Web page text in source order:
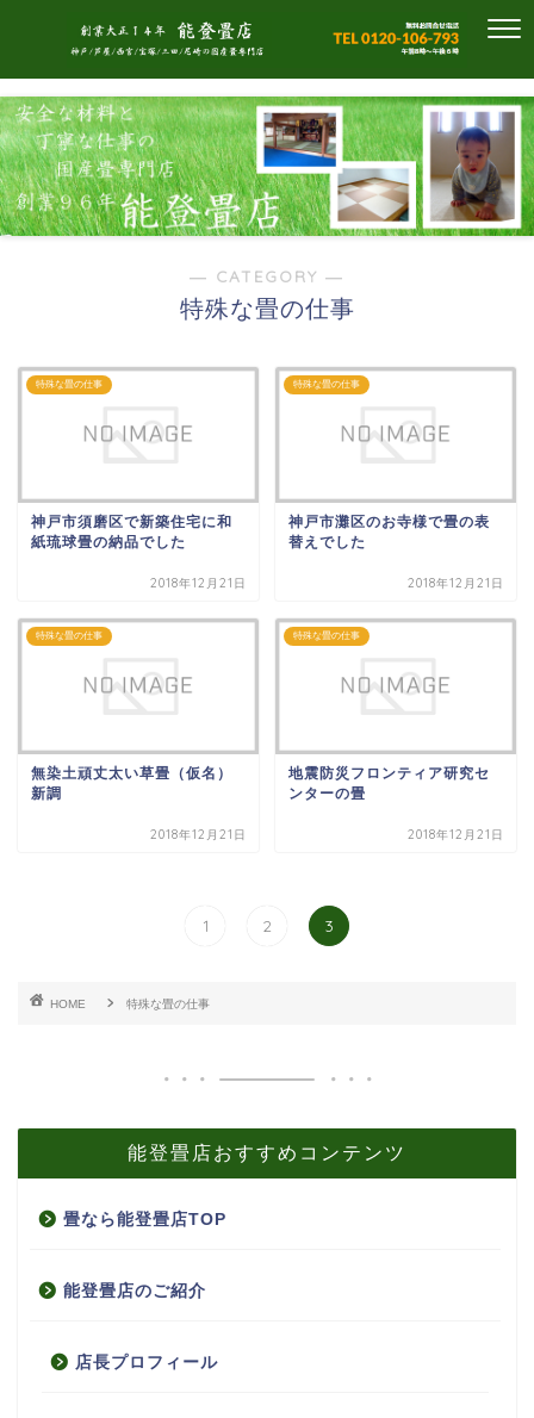
― CATEGORY ―
特殊な畳の仕事
特殊な畳の仕事
神戸市須磨区で新築住宅に和
紙琉球畳の納品でした
2018年12月21日
特殊な畳の仕事
神戸市灘区のお寺様で畳の表
替えでした
2018年12月21日
特殊な畳の仕事
無染土頑丈太い草畳（仮名）
新調
2018年12月21日
特殊な畳の仕事
地震防災フロンティア研究セ
ンターの畳
2018年12月21日
1 2 3
HOME 特殊な畳の仕事
能登畳店おすすめコンテンツ
畳なら能登畳店TOP
能登畳店のご紹介
店長プロフィール